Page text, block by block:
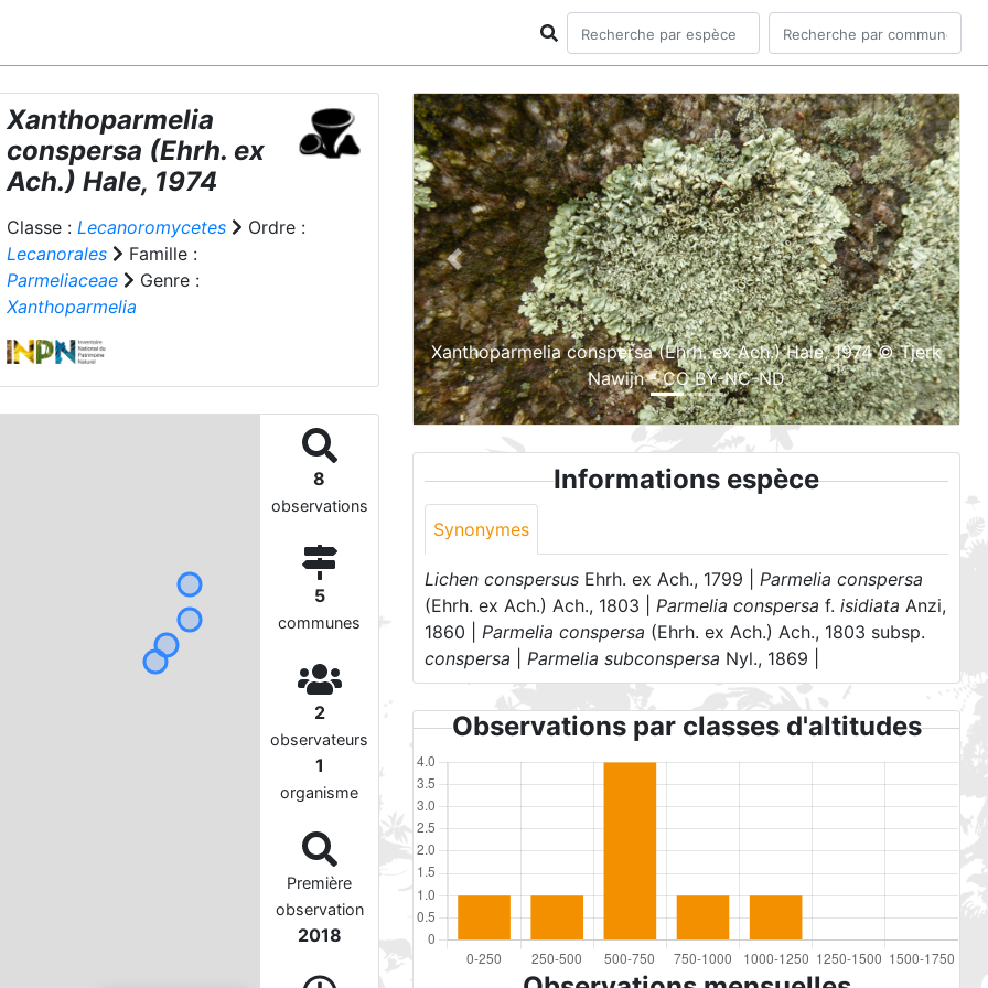
Xanthoparmelia
conspersa (Ehrh. ex
Ach.) Hale, 1974
Classe : Lecanoromycetes
Ordre :
Lecanorales
Famille :
Parmeliaceae
Genre :
Xanthoparmelia
8
observations
5
communes
2
observateurs
1
organisme
Première
observation
2018
Xanthoparmelia conspersa (Ehrh. ex Ach.) Hale, 1974 © Tjerk
Nawijn - CC BY-NC-ND
Previous Next
Informations espèce
Synonymes
Lichen conspersus Ehrh. ex Ach., 1799 |Parmelia conspersa
(Ehrh. ex Ach.) Ach., 1803 |Parmelia conspersaf. isidiata Anzi,
1860 |Parmelia conspersa (Ehrh. ex Ach.) Ach., 1803 subsp.
conspersa |Parmelia subconspersa Nyl., 1869 |
Observations par classes d'altitudes